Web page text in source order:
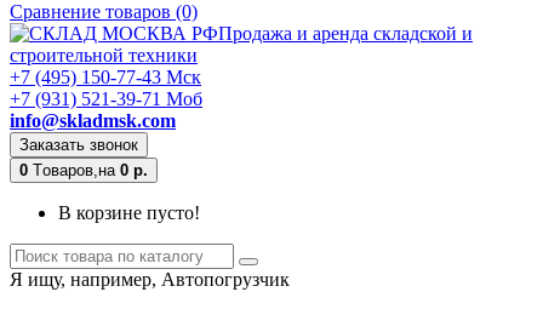
Сравнение товаров (0)
Продажа и аренда складской и
строительной техники
+7 (495) 150-77-43 Мск
+7 (931) 521-39-71 Моб
info@skladmsk.com
Заказать звонок
0 Tоваров,на 0 р.
В корзине пусто!
Я ищу, например, Автопогрузчик